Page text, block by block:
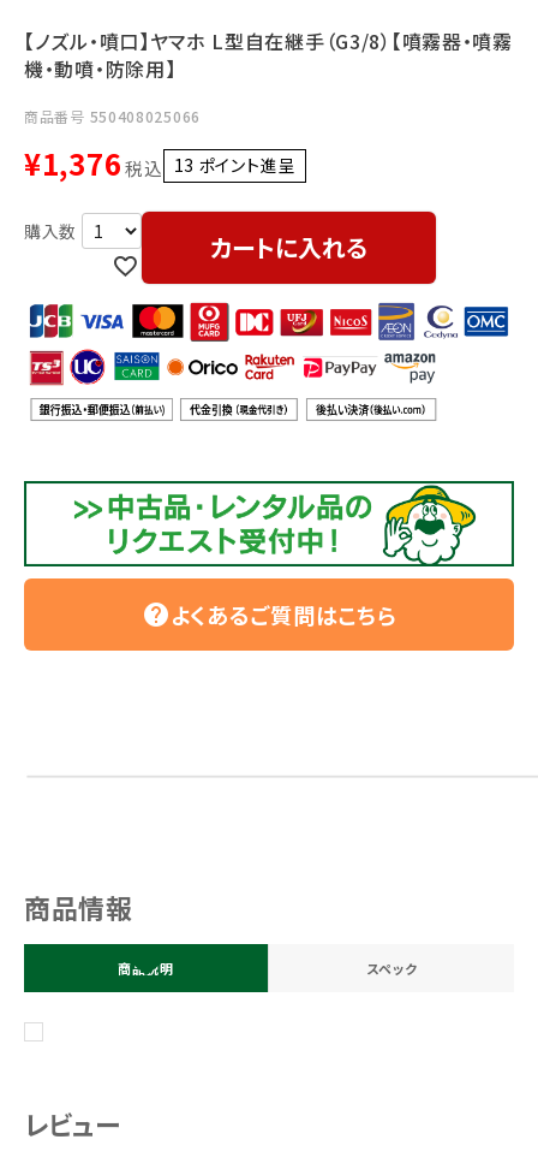
利用ガイド FAQ
メールでのお問い合わせ
info@agriz.net
FAXでのご注文
0739-72-453224時間受付
【ノズル・噴口】ヤマホ L型自在継手（G3/8）【噴霧器・噴霧
機・動噴・防除用】
商品番号 550408025066
¥1,376 税込 13 ポイント進呈 ]
カートに入れる
helpよくあるご質問はこちら
商品情報
商品説明 スペック
レビュー